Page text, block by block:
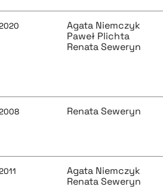
Agata Niemczyk
Paweł Plichta
Renata Seweryn
Renata Seweryn
Agata Niemczyk
Renata Seweryn